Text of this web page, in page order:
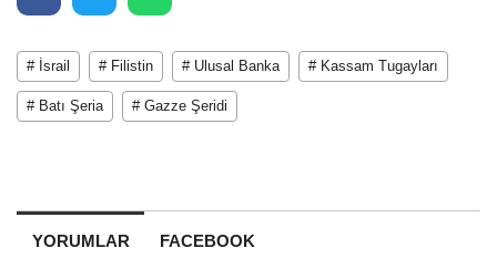
# İsrail # Filistin # Ulusal Banka # Kassam Tugayları
# Batı Şeria # Gazze Şeridi
YORUMLAR FACEBOOK